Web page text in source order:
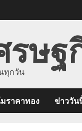
รษฐ
ทุกวัน
ราคาทอง ข่าววัน